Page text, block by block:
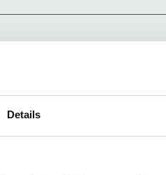
Details
een week voor haar
gezellige en lieve vrouw was